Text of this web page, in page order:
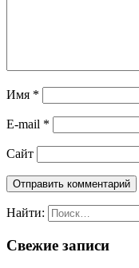
Имя *
E-mail *
Сайт
Найти:
Свежие записи